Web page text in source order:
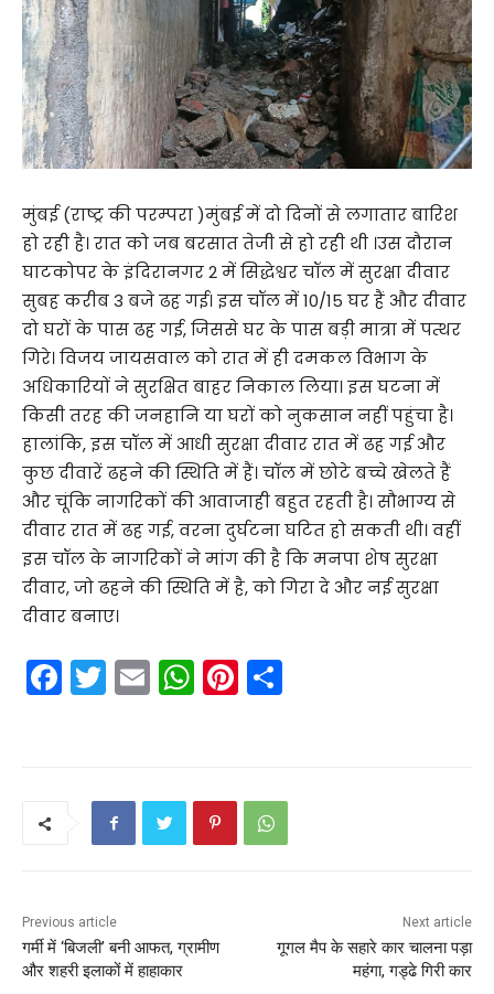
मुंबई (राष्ट्र की परम्परा )मुंबई में दो दिनों से लगातार बारिश
हो रही है। रात को जब बरसात तेजी से हो रही थी ।उस दौरान
घाटकोपर के इंदिरानगर 2 में सिद्धेश्वर चॉल में सुरक्षा दीवार
सुबह करीब 3 बजे ढह गई। इस चॉल में 10/15 घर हैं और दीवार
दो घरों के पास ढह गई, जिससे घर के पास बड़ी मात्रा में पत्थर
गिरे। विजय जायसवाल को रात में ही दमकल विभाग के
अधिकारियों ने सुरक्षित बाहर निकाल लिया। इस घटना में
किसी तरह की जनहानि या घरों को नुकसान नहीं पहुंचा है।
हालांकि, इस चॉल में आधी सुरक्षा दीवार रात में ढह गई और
कुछ दीवारें ढहने की स्थिति में हैं। चॉल में छोटे बच्चे खेलते हैं
और चूंकि नागरिकों की आवाजाही बहुत रहती है। सौभाग्य से
दीवार रात में ढह गई, वरना दुर्घटना घटित हो सकती थी। वहीं
इस चॉल के नागरिकों ने मांग की है कि मनपा शेष सुरक्षा
दीवार, जो ढहने की स्थिति में है, को गिरा दे और नई सुरक्षा
दीवार बनाए।
F
a
k
T
w
E
m
W
h
A
p
Pi
nt
st
Previous article
गर्मी में ‘बिजली’ बनी आफत, ग्रामीण
और शहरी इलाकों में हाहाकार
Next article
गूगल मैप के सहारे कार चालना पड़ा
महंगा, गड्ढे गिरी कार